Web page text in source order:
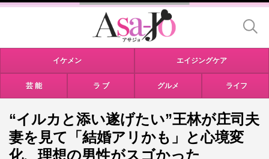
イケメン エイジングケア
芸 能 ラ ブ グルメ ライフ
“イルカと添い遂げたい”王林が庄司夫
妻を見て「結婚アリかも」と心境変
化、理想の男性がスゴかった